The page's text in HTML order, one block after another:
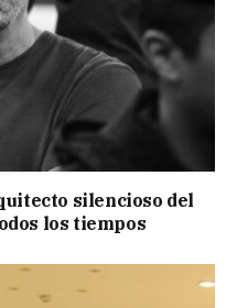
silencioso del
los tiempos